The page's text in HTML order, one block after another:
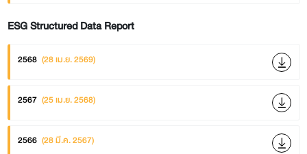
ESG Structured Data Report
2568 (28 เม.ย. 2569)
2567 (25 เม.ย. 2568)
2566 (28 มี.ค. 2567)